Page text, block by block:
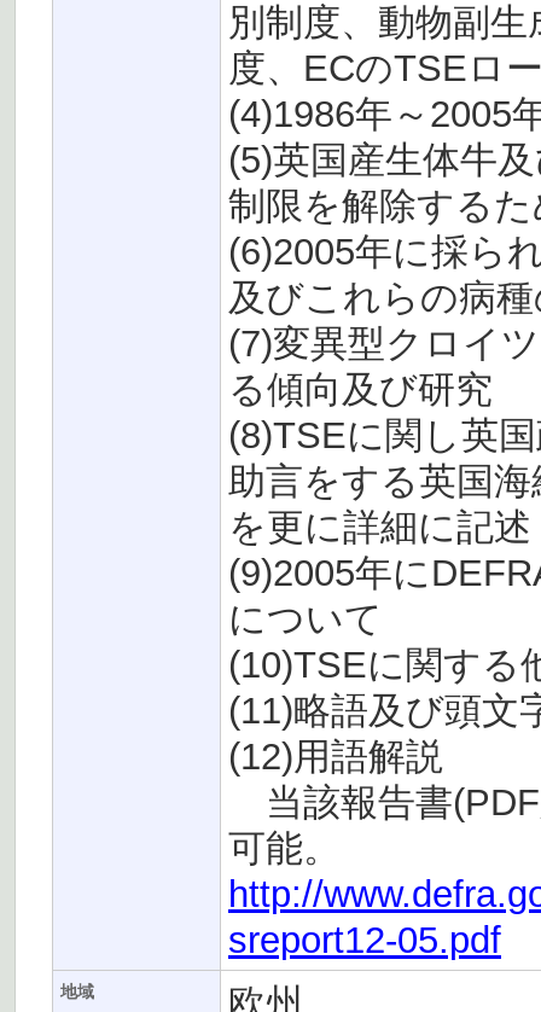
別制度、動物副
度、ECのTSEロ
(4)1986年～2005
(5)英国産生体牛
制限を解除する
(6)2005年に採ら
及びこれらの病
(7)変異型クロイ
る傾向及び研究
(8)TSEに関し英
助言をする英国
を更に詳細に記述
(9)2005年に
について
(10)TSEに関する
(11)略語及び頭文
(12)用語解説
当該報告書
可能。
http://
sreport12-05.pdf
地域 欧州